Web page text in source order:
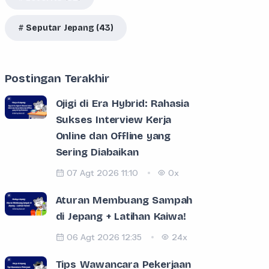
Seputar Jepang (43)
Postingan Terakhir
Ojigi di Era Hybrid: Rahasia
Sukses Interview Kerja
Online dan Offline yang
Sering Diabaikan
07 Agt 2026 11:10 0x
Aturan Membuang Sampah
di Jepang + Latihan Kaiwa!
06 Agt 2026 12:35 24x
Tips Wawancara Pekerjaan